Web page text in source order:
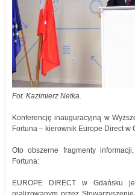
Fot. Kazimierz Netka.
Konferencję inauguracyjną w
Fortuna – kierownik Europe Direct w
Oto obszerne fragmenty
Fortuna:
EUROPE DIRECT w Gdańsku